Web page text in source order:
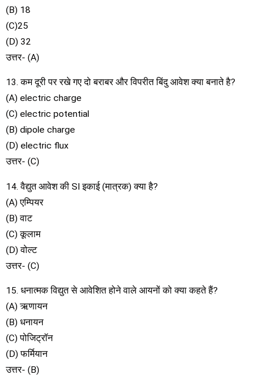
(B) 18
(C)25
(D) 32
उत्तर- (A)
13. कम दूरी पर रखे गए दो बराबर और विपरीत बिंदु आवेश क्या बनाते है?
(A) electric charge
(C) electric potential
(B) dipole charge
(D) electric flux
उत्तर- (C)
14. वैद्युत आवेश की SI इकाई (मात्रक) क्या है?
(A) एम्पियर
(B) वाट
(C) कूलाम
(D) वोल्ट
उत्तर- (C)
15. धनात्मक विद्युत से आवेशित होने वाले आयनों को क्या कहते हैं?
(A) ऋणायन
(B) धनायन
(C) पोजिट्रॉन
(D) फर्मियान
उत्तर- (B)